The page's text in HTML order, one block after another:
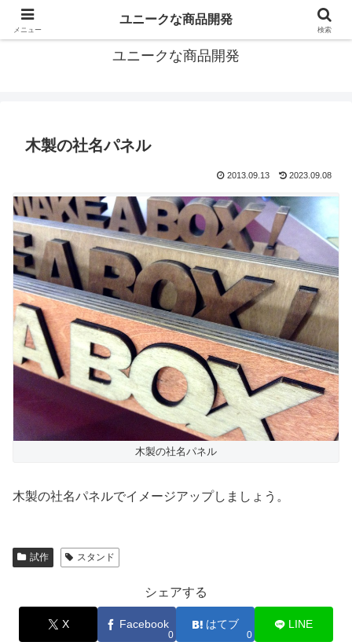
メイク・ア・ボックスは創造的な中小企業だから開発もユニークですよ。
ユニークな商品開発
木製の社名パネル
2013.09.13 2023.09.08
木製の社名パネル
木製の社名パネルでイメージアップしましょう。
試作 スタンド
シェアする
X Facebook
0
はてブ
0
LINE
メニュー
ユニークな商品開発
検索